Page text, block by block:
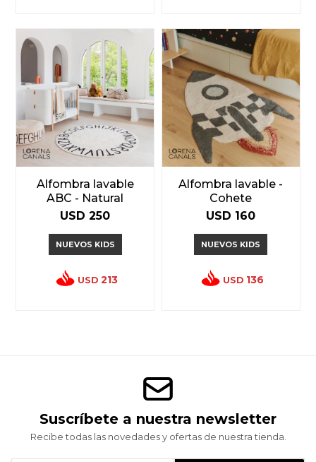
Alfombra lavable
ABC - Natural
USD 250
NUEVOS KIDS
USD 213
Alfombra lavable -
Cohete
USD 160
NUEVOS KIDS
USD 136
Suscríbete a nuestra newsletter
Recibe todas las novedades y ofertas de nuestra tienda.